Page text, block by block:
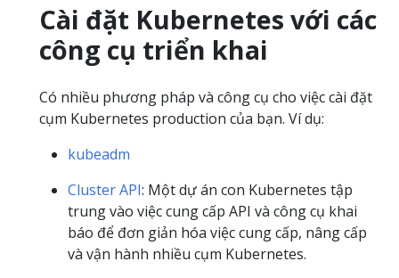
Cài đặt Kubernetes với các
công cụ triển khai
Có nhiều phương pháp và công cụ cho việc cài đặt
cụm Kubernetes production của bạn. Ví dụ:
kubeadm
Cluster API: Một dự án con Kubernetes tập
trung vào việc cung cấp API và công cụ khai
báo để đơn giản hóa việc cung cấp, nâng cấp
và vận hành nhiều cụm Kubernetes.